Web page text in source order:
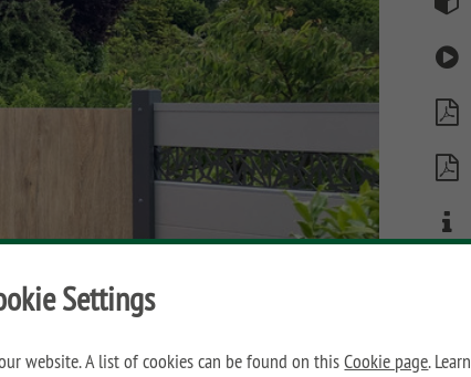
Settings
website. A list of cookies can be found on thisCookie page.